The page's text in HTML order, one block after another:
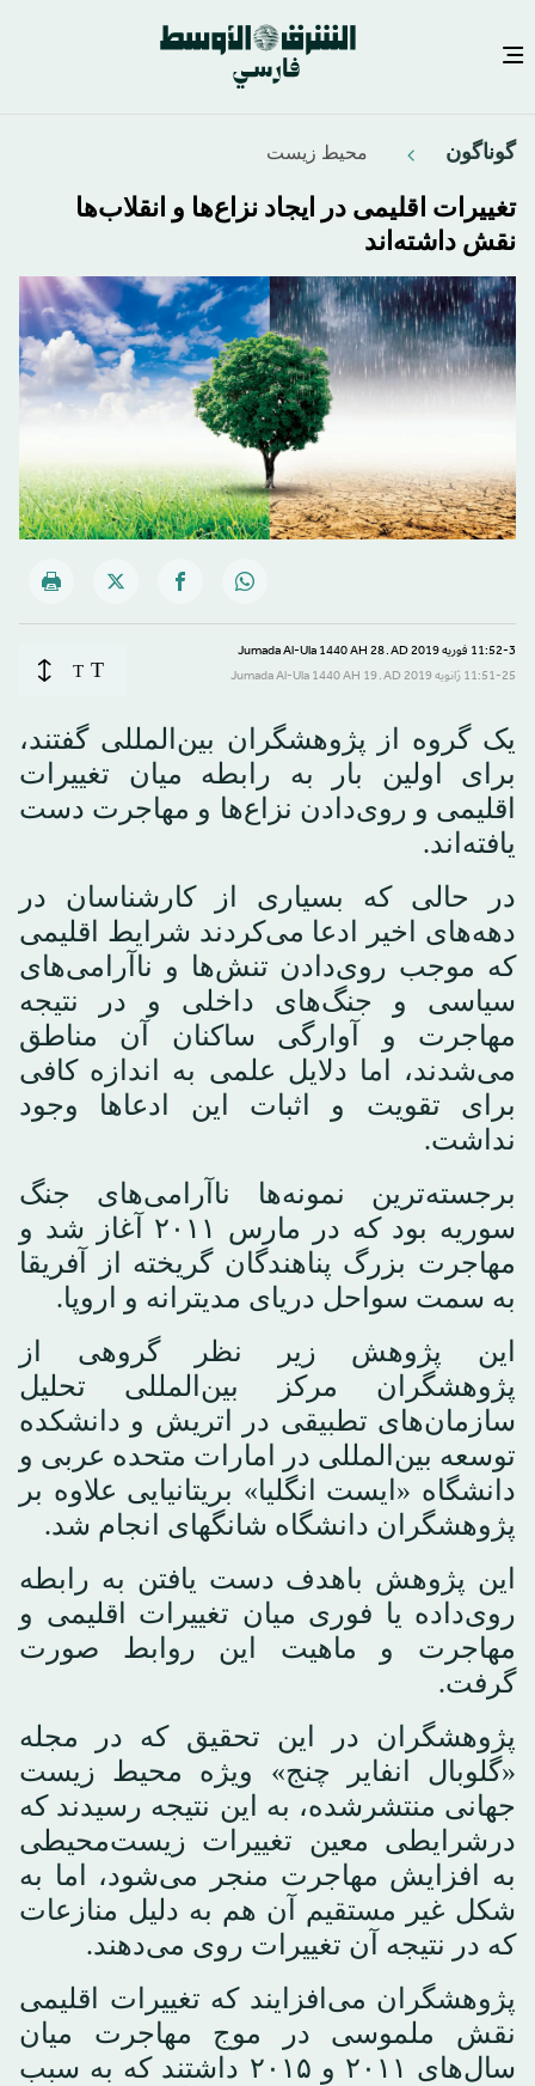
محتوای
اصلی
گوناگون محيط زيست
تغییرات اقلیمی در ایجاد نزاع‌ها و انقلاب‌ها
نقش داشته‌اند
11:52-3 فوریه 2019 AD ـ 28 Jumada Al-Ula 1440 AH
11:51-25 ژانویه 2019 AD ـ 19 Jumada Al-Ula 1440 AH
T
T
یک گروه از پژوهشگران بین‌المللی گفتند،
برای اولین بار به رابطه میان تغییرات
اقلیمی و روی‌دادن نزاع‌ها و مهاجرت دست
یافته‌اند.
در حالی که بسیاری از کارشناسان در
دهه‌های اخیر ادعا می‌کردند شرایط اقلیمی
که موجب روی‌دادن تنش‌ها و ناآرامی‌های
سیاسی و جنگ‌های داخلی و در نتیجه
مهاجرت و آوارگی ساکنان آن مناطق
می‌شدند، اما دلایل علمی به اندازه کافی
برای تقویت و اثبات این ادعاها وجود
نداشت.
برجسته‌ترین نمونه‌ها ناآرامی‌های جنگ
سوریه بود که در مارس ۲۰۱۱ آغاز شد و
مهاجرت بزرگ پناهندگان گریخته از آفریقا
به سمت سواحل دریای مدیترانه و اروپا.
این پژوهش زیر نظر گروهی از
پژوهشگران مرکز بین‌المللی تحلیل
سازمان‌های تطبیقی در اتریش و دانشکده
توسعه بین‌المللی در امارات متحده عربی و
دانشگاه «ایست انگلیا» بریتانیایی علاوه بر
پژوهشگران دانشگاه شانگهای انجام شد.
این پژوهش باهدف دست یافتن به رابطه
روی‌داده یا فوری میان تغییرات اقلیمی و
مهاجرت و ماهیت این روابط صورت
گرفت.
پژوهشگران در این تحقیق که در مجله
«گلوبال انفایر چنج» ویژه محیط زیست
جهانی منتشرشده، به این نتیجه رسیدند که
درشرایطی معین تغییرات زیست‌محیطی
به افزایش مهاجرت منجر می‌شود، اما به
شکل غیر مستقیم آن هم به دلیل منازعات
که در نتیجه آن تغییرات روی می‌دهند.
پژوهشگران می‌افزایند که تغییرات اقلیمی
نقش ملموسی در موج مهاجرت میان
سال‌های ۲۰۱۱ و ۲۰۱۵ داشتند که به سبب